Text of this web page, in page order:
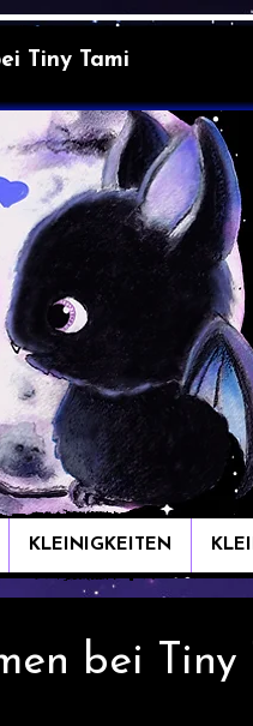
Tiny Tami
KLEINIGKEITEN
bei Tiny